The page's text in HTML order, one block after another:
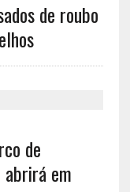
de roubo
de
abrirá em